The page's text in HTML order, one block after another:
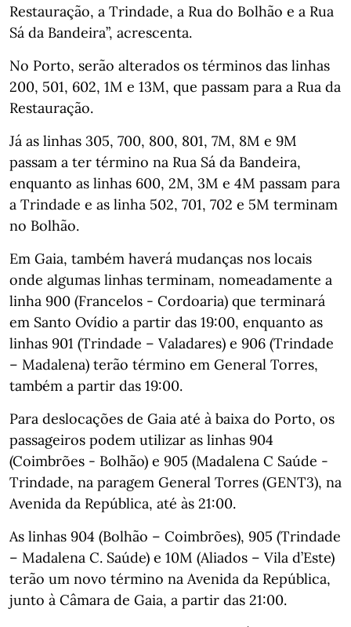
Restauração, a Trindade, a Rua do Bolhão e a Rua
Sá da Bandeira”, acrescenta.
No Porto, serão alterados os términos das linhas
200, 501, 602, 1M e 13M, que passam para a Rua da
Restauração.
Já as linhas 305, 700, 800, 801, 7M, 8M e 9M
passam a ter término na Rua Sá da Bandeira,
enquanto as linhas 600, 2M, 3M e 4M passam para
a Trindade e as linha 502, 701, 702 e 5M terminam
no Bolhão.
Em Gaia, também haverá mudanças nos locais
onde algumas linhas terminam, nomeadamente a
linha 900 (Francelos - Cordoaria) que terminará
em Santo Ovídio a partir das 19:00, enquanto as
linhas 901 (Trindade – Valadares) e 906 (Trindade
– Madalena) terão término em General Torres,
também a partir das 19:00.
Para deslocações de Gaia até à baixa do Porto, os
passageiros podem utilizar as linhas 904
(Coimbrões - Bolhão) e 905 (Madalena C Saúde -
Trindade, na paragem General Torres (GENT3), na
Avenida da República, até às 21:00.
As linhas 904 (Bolhão – Coimbrões), 905 (Trindade
– Madalena C. Saúde) e 10M (Aliados – Vila d’Este)
terão um novo término na Avenida da República,
junto à Câmara de Gaia, a partir das 21:00.